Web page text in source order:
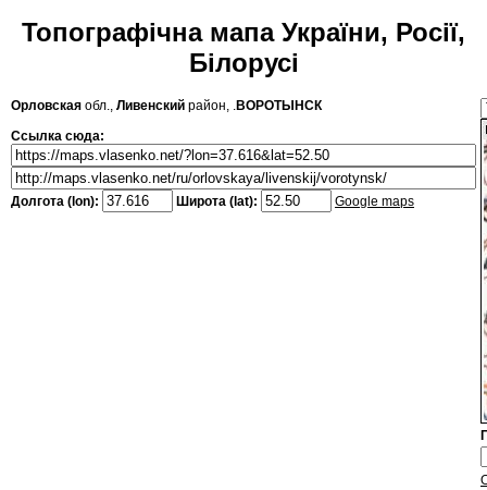
Топографічна мапа України, Росії,
Білорусі
Орловская обл., Ливенский район, .ВОРОТЫНСК
Ссылка сюда:
Долгота (lon): Широта (lat): Google maps